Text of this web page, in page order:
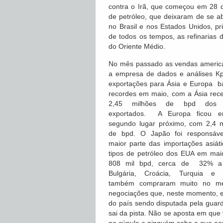
contra o Irã, que começou em 28
de petróleo, que deixaram de se
no Brasil e nos Estados Unidos,
de todos os tempos, as refinarias
do Oriente Médio.
No mês passado as vendas
a empresa de dados e análises
exportações para Ásia e Europa
recordes em maio, com a Ásia
2,45 milhões de bpd dos
exportados. A Europa ficou
segundo lugar próximo, com 2,4
de bpd. O Japão foi
maior parte das importações
tipos de petróleo dos EUA em
808 mil bpd, cerca de 32% a
Bulgária, Croácia, Turquia e
também compraram muito no
negociações que, neste momento,
do país sendo disputada pela
sai da pista. Não se aposta em